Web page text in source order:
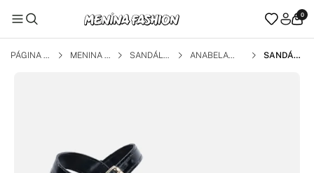
0
PÁGINA I
MENINA F
SANDÁLI
ANABELA
SANDÁLI